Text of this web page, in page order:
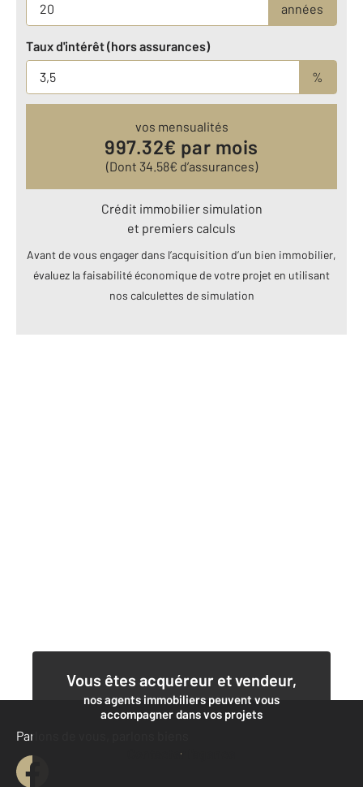
années
Taux d'intérêt (hors assurances)
%
vos mensualités
997.32€ par mois
(Dont 34.58€ d’assurances)
Crédit immobilier simulation
et premiers calculs
Avant de vous engager dans l’acquisition d’un bien immobilier,
évaluez la faisabilité économique de votre projet en utilisant
nos calculettes de simulation
Vous êtes acquéreur et vendeur,
nos agents immobiliers peuvent vous
accompagner dans vos projets
Contacter l'agence
Parlons de vous, parlons biens